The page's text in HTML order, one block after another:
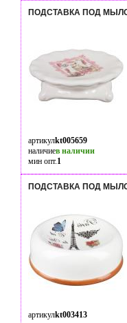
ПОДСТАВКА ПОД МЫЛО
артикулkt005659
наличиев наличии
мин опт.1
ПОДСТАВКА ПОД МЫЛО
артикулkt003413